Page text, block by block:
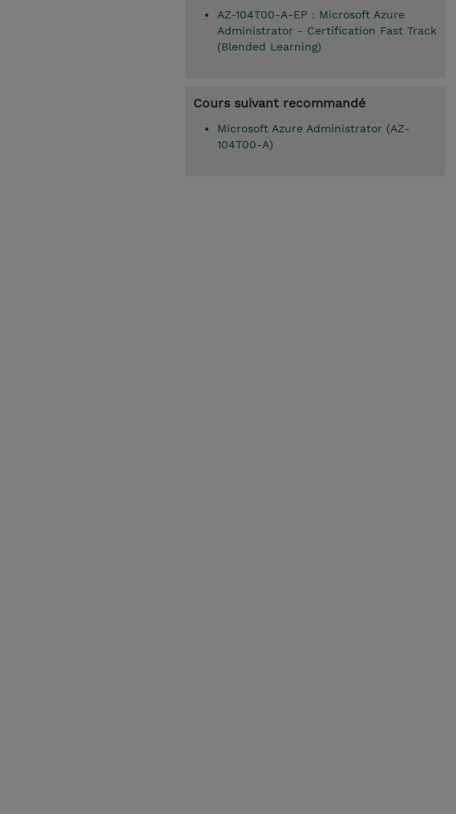
AZ-104T00-A-EP : Microsoft Azure
Administrator - Certification Fast Track
(Blended Learning)
Cours suivant recommandé
Microsoft Azure Administrator (AZ-
104T00-A)